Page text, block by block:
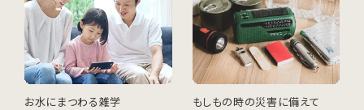
お水にまつわる雑学 もしもの時の災害に備えて